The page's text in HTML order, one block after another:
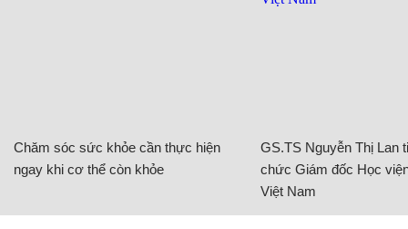
Chăm sóc sức khỏe cần thực hiện
ngay khi cơ thể còn khỏe
GS.TS Nguyễn Thị Lan
chức Giám đốc Học
Việt Nam